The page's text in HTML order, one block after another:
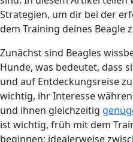
Strategien, um dir bei der
dem Training deines Beagle
Zunächst sind Beagles
Hunde, was bedeutet, dass
und auf Entdeckungsreise
wichtig, ihr Interesse
und ihnen gleichzeitig
ist wichtig, früh mit dem
beginnen; idealerweise